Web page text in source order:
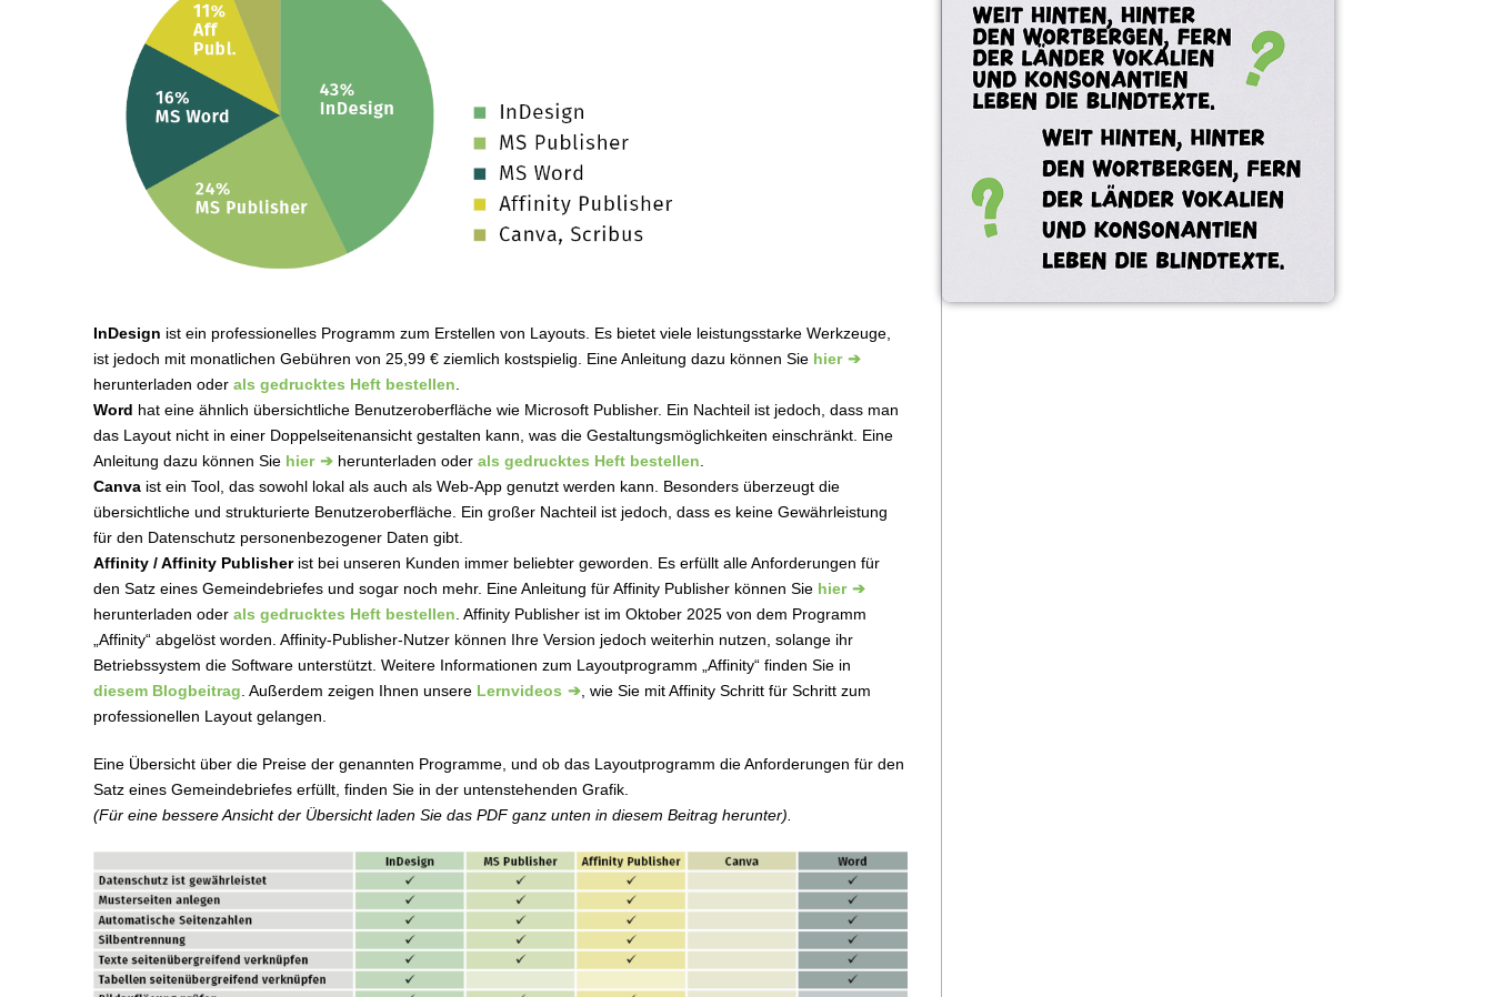
InDesign ist ein professionelles Programm zum Erstellen von Layouts. Es bietet viele leistungsstarke Werkzeuge,
ist jedoch mit monatlichen Gebühren von 25,99 € ziemlich kostspielig. Eine Anleitung dazu können Sie hier
herunterladen oder als gedrucktes Heft bestellen
Word hat eine ähnlich übersichtliche Benutzeroberfläche wie Microsoft Publisher. Ein Nachteil ist jedoch, dass man
das Layout nicht in einer Doppelseitenansicht gestalten kann, was die Gestaltungsmöglichkeiten einschränkt. Eine
Anleitung dazu können Sie hier herunterladen oder als gedrucktes Heft bestellen
Canva ist ein Tool, das sowohl lokal als auch als Web-App genutzt werden kann. Besonders überzeugt die
übersichtliche und strukturierte Benutzeroberfläche. Ein großer Nachteil ist jedoch, dass es keine Gewährleistung
für den Datenschutz personenbezogener Daten gibt.
Affinity / Affinity Publisherist bei unseren Kunden immer beliebter geworden. Es erfüllt alle Anforderungen für
den Satz eines Gemeindebriefes und sogar noch mehr. Eine Anleitung für Affinity Publisher können Sie hier
herunterladen oder als gedrucktes Heft bestellen . Affinity Publisher ist im Oktober 2025 von dem Programm
„Affinity“ abgelöst worden. Affinity-Publisher-Nutzer können Ihre Version jedoch weiterhin nutzen, solange ihr
Betriebssystem die Software unterstützt. Weitere Informationen zum Layoutprogramm „Affinity“ finden Sie in
diesem Blogbeitrag . Außerdem zeigen Ihnen unsere Lernvideos
, wie Sie mit Affinity Schritt für Schritt zum
professionellen Layout gelangen.
Eine Übersicht über die Preise der genannten Programme, und ob das Layoutprogramm die Anforderungen für den
Satz eines Gemeindebriefes erfüllt, finden Sie in der untenstehenden Grafik.
(Für eine bessere Ansicht der Übersicht laden Sie das PDF ganz unten in diesem Beitrag herunter).